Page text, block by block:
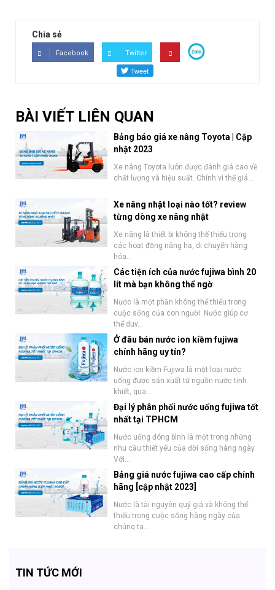
Chia sẻ
Facebook Twitter
BÀI VIẾT LIÊN QUAN
Bảng báo giá xe nâng Toyota | Cập
nhật 2023
Xe nâng Toyota luôn được đánh giá cao về
chất lượng và hiệu suất. Chính vì thế giá...
Xe nâng nhật loại nào tốt? review
từng dòng xe nâng nhật
Xe nâng là thiết bị không thể thiếu trong
các hoạt động nâng hạ, di chuyển hàng
hóa...
Các tiện ích của nước fujiwa bình 20
lít mà bạn không thể ngờ
Nước là một phần không thể thiếu trong
cuộc sống của con người. Nước giúp cơ
thể duy...
Ở đâu bán nước ion kiềm fujiwa
chính hãng uy tín?
Nước ion kiềm Fujiwa là một loại nước
uống được sản xuất từ nguồn nước tinh
khiết, qua...
Đại lý phân phối nước uống fujiwa tốt
nhất tại TPHCM
Nước uống đóng bình là một trong những
nhu cầu thiết yếu của đời sống hàng ngày.
Với...
Bảng giá nước fujiwa cao cấp chính
hãng [cập nhật 2023]
Nước là tài nguyên quý giá và không thể
thiếu trong cuộc sống hàng ngày của
chúng ta....
TIN TỨC MỚI